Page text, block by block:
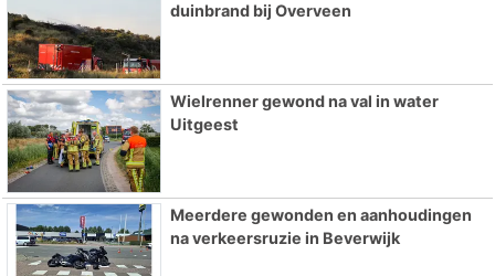
duinbrand bij Overveen
Wielrenner gewond na val in water
Uitgeest
Meerdere gewonden en aanhoudingen
na verkeersruzie in Beverwijk